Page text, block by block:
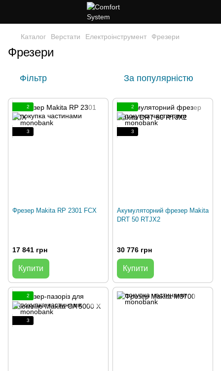
Каталог Верстати Електроінструмент Фрезери
Фрезери
Фільтр За популярністю
2
3
Фрезер Makita RP 2301 FCX
17 841 грн
Купити
2
3
Акумуляторний фрезер Makita
DRT 50 RTJX2
30 776 грн
Купити
2
3